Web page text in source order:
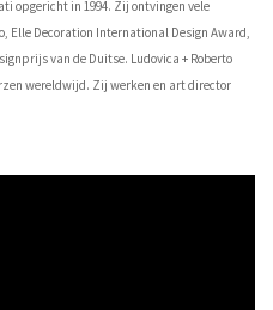
opgericht in 1994. Zij ontvingen vele
Elle Decoration International Design Award,
van de Duitse. Ludovica + Roberto
wereldwijd. Zij werken en art director